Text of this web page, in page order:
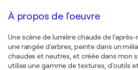
À propos de l'oeuvre
Une scène de lumière chaude de
une rangée d'arbres, peinte dans un
chaudes et neutres, et créée dans mon
utilise une gamme de textures, d'outils